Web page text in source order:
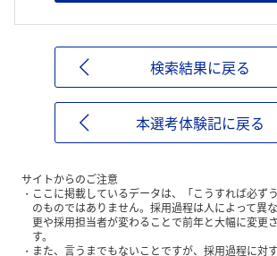
検索結果に戻る
本選考体験記に戻る
サイトからのご注意
ここに掲載しているデータは、「こうすれば必ず
のものではありません。採用過程は人によって異
更や採用担当者が変わることで前年と大幅に変更
す。
また、言うまでもないことですが、採用過程に対